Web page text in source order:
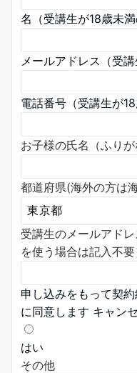
名（受講生が18歳未満
メールアドレス（受
電話番号（受講生が
お子様の氏名（ふり
都道府県(海外の方は
受講生のメールアド
を使う場合は記入不要
申し込みをもって契
に同意します キャン
はい
その他